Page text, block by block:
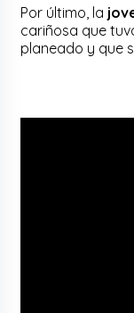
Por último, la
cariñosa que
planeado y que